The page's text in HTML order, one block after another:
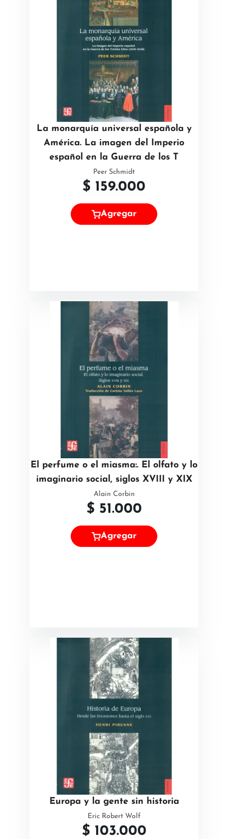
La monarquía universal española y
América. La imagen del Imperio
español en la Guerra de los T
Peer Schmidt
$ 159.000
Agregar
El perfume o el miasma:. El olfato y lo
imaginario social, siglos XVIII y XIX
Alain Corbin
$ 51.000
Agregar
Europa y la gente sin historia
Eric Robert Wolf
$ 103.000